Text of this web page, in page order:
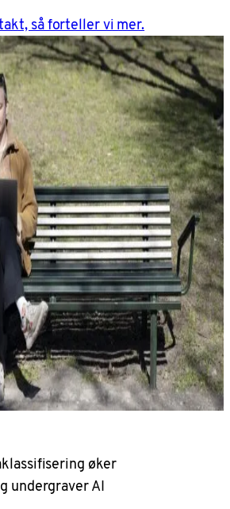
så forteller vi mer.
øker
undergraver AI